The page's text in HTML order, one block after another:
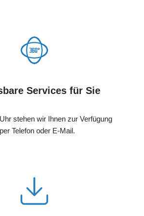
Services für Sie
stehen wir Ihnen zur Verfügung
Telefon oder E-Mail.